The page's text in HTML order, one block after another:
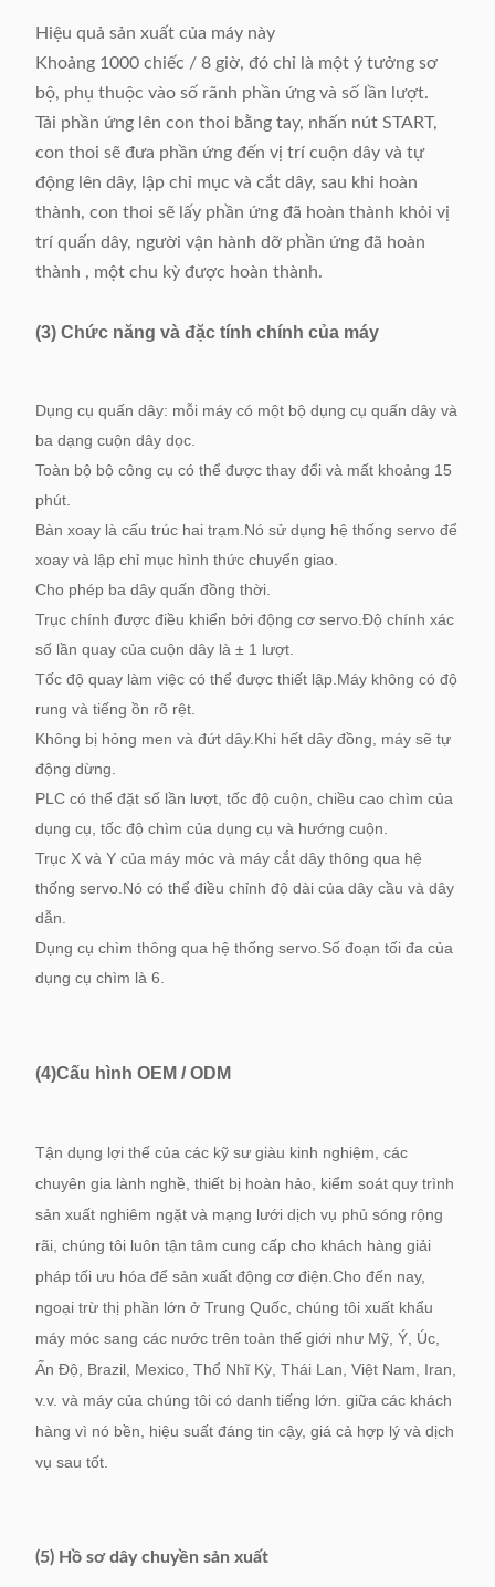
MOQ 1 cái
Kích thước
(L) 1050 * (W) 1800 * (H)
1500mm
Hiệu quả sản xuất của máy này
Khoảng 1000 chiếc / 8 giờ, đó chỉ là một ý tưởng sơ
bộ, phụ thuộc vào số rãnh phần ứng và số lần lượt.
Tải phần ứng lên con thoi bằng tay, nhấn nút START,
con thoi sẽ đưa phần ứng đến vị trí cuộn dây và tự
động lên dây, lập chỉ mục và cắt dây, sau khi hoàn
thành, con thoi sẽ lấy phần ứng đã hoàn thành khỏi vị
trí quấn dây, người vận hành dỡ phần ứng đã hoàn
thành , một chu kỳ được hoàn thành.
(3) Chức năng và đặc tính chính của máy
Dụng cụ quấn dây: mỗi máy có một bộ dụng cụ quấn dây và
ba dạng cuộn dây dọc.
Toàn bộ bộ công cụ có thể được thay đổi và mất khoảng 15
phút.
Bàn xoay là cấu trúc hai trạm.Nó sử dụng hệ thống servo để
xoay và lập chỉ mục hình thức chuyển giao.
Cho phép ba dây quấn đồng thời.
Trục chính được điều khiển bởi động cơ servo.Độ chính xác
số lần quay của cuộn dây là ± 1 lượt.
Tốc độ quay làm việc có thể được thiết lập.Máy không có độ
rung và tiếng ồn rõ rệt.
Không bị hỏng men và đứt dây.Khi hết dây đồng, máy sẽ tự
động dừng.
PLC có thể đặt số lần lượt, tốc độ cuộn, chiều cao chìm của
dụng cụ, tốc độ chìm của dụng cụ và hướng cuộn.
Trục X và Y của máy móc và máy cắt dây thông qua hệ
thống servo.Nó có thể điều chỉnh độ dài của dây cầu và dây
dẫn.
Dụng cụ chìm thông qua hệ thống servo.Số đoạn tối đa của
dụng cụ chìm là 6.
(4)Cấu hình OEM / ODM
Tận dụng lợi thế của các kỹ sư giàu kinh nghiệm, các
chuyên gia lành nghề, thiết bị hoàn hảo, kiểm soát quy trình
sản xuất nghiêm ngặt và mạng lưới dịch vụ phủ sóng rộng
rãi, chúng tôi luôn tận tâm cung cấp cho khách hàng giải
pháp tối ưu hóa để sản xuất động cơ điện.Cho đến nay,
ngoại trừ thị phần lớn ở Trung Quốc, chúng tôi xuất khẩu
máy móc sang các nước trên toàn thế giới như Mỹ, Ý, Úc,
Ấn Độ, Brazil, Mexico, Thổ Nhĩ Kỳ, Thái Lan, Việt Nam, Iran,
v.v. và máy của chúng tôi có danh tiếng lớn. giữa các khách
hàng vì nó bền, hiệu suất đáng tin cậy, giá cả hợp lý và dịch
vụ sau tốt.
(5) Hồ sơ dây chuyền sản xuất